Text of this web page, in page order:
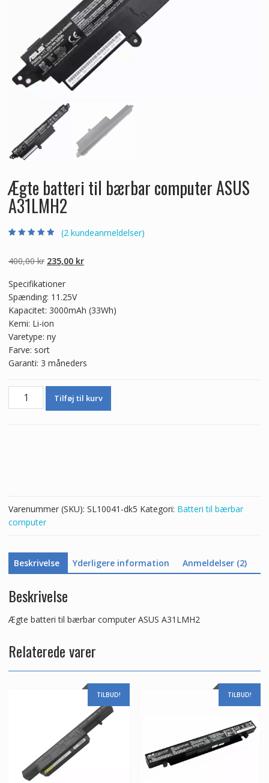
Ægte batteri til bærbar computer ASUS
A31LMH2
baseret på
kundebedømmel
(2 kundeanmeldelser)
400,00kr Den
pris
var:
400,00 kr.
235,00 krDen
235,00 kr.
Specifikationer
Spænding: 11.25V
Kapacitet: 3000mAh (33Wh)
Kemi: Li-ion
Varetype: ny
Farve: sort
Garanti: 3 måneders
Ægte
Tilføj til kurv
Varenummer (SKU): SL10041-dk5 Kategori: Batteri til bærbar
computer
Beskrivelse Yderligere information Anmeldelser (2)
Beskrivelse
Ægte batteri til bærbar computer ASUS A31LMH2
Relaterede varer
TILBUD! TILBUD!